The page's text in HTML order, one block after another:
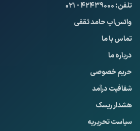
تلفن: ۴۲۴۳۹۰۰۰ - ۰۲۱
واتس‌اپ حامد ثقفی
تماس با ما
درباره ما
حریم خصوصی
شفافیت درآمد
هشدار ریسک
سیاست تحریریه